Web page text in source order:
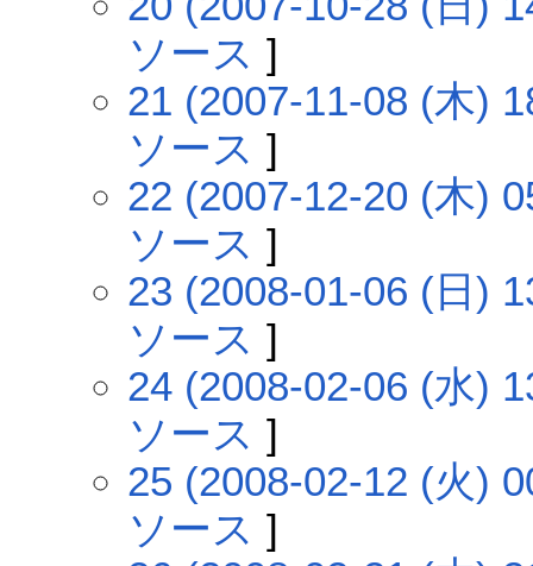
ソース ]
21 (2007-11-08 (木)
ソース ]
22 (2007-12-20 (木)
ソース ]
23 (2008-01-06 (日)
ソース ]
24 (2008-02-06 (水)
ソース ]
25 (2008-02-12 (火)
ソース ]